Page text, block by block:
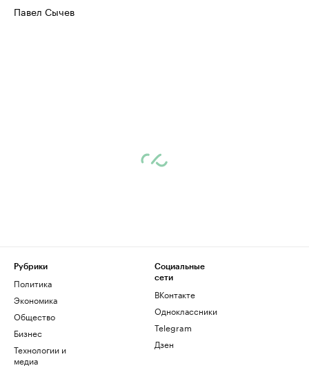
Павел Сычев
Рубрики
Политика
Экономика
Общество
Бизнес
Технологии и
медиа
Социальные
сети
ВКонтакте
Одноклассники
Telegram
Дзен